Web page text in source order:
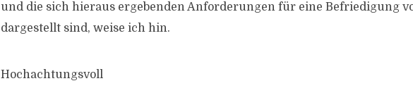
und die sich hieraus ergebenden Anforderungen für eine Befriedigung
dargestellt sind, weise ich hin.
Hochachtungsvoll